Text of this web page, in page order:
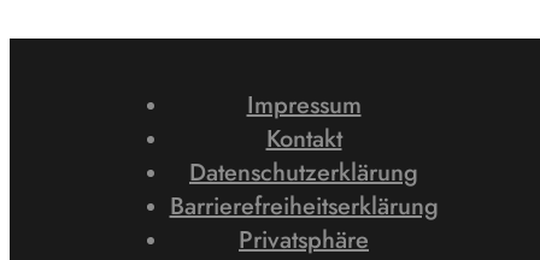
Impressum
Kontakt
Datenschutzerklärung
Barrierefreiheitserklärung
Privatsphäre